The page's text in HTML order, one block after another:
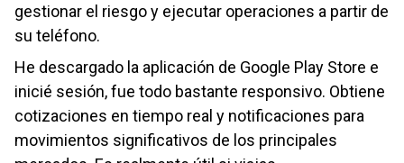
gestionar el riesgo y ejecutar operaciones a partir de
su teléfono.
He descargado la aplicación de Google Play Store e
inicié sesión, fue todo bastante responsivo. Obtiene
cotizaciones en tiempo real y notificaciones para
movimientos significativos de los principales